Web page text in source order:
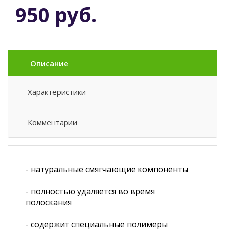
950 руб.
Описание
Характеристики
Комментарии
- натуральные смягчающие компоненты
- полностью удаляется во время
полоскания
- содержит специальные полимеры